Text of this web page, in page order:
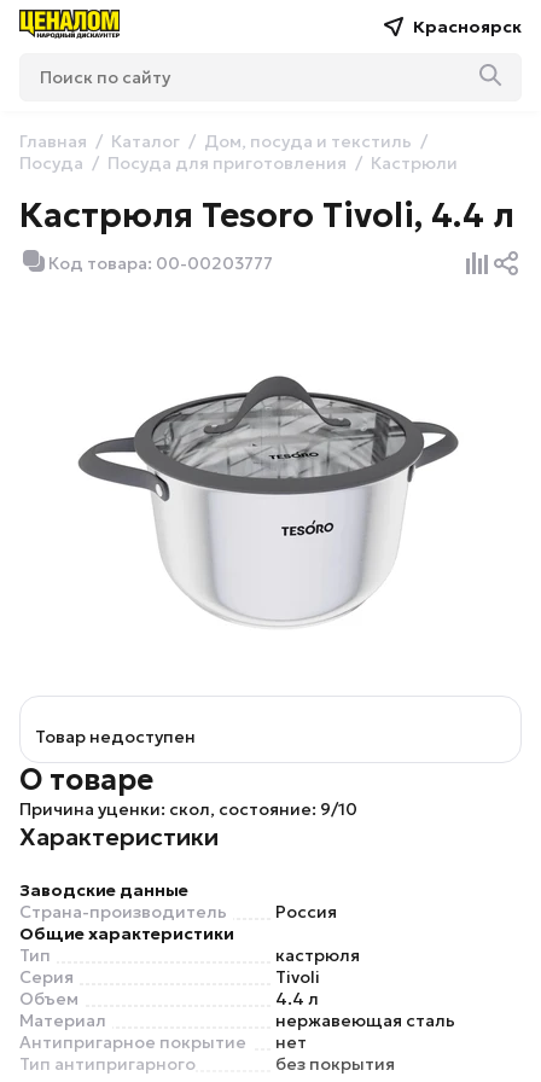
Красноярск
Главная Каталог
Дом, посуда и текстиль
Посуда
Посуда для приготовления Кастрюли
Кастрюля Tesoro Tivoli, 4.4 л
Код товара: 00-00203777
Товар недоступен
О товаре
Причина уценки: скол, состояние: 9/10
Характеристики
Заводские данные
Страна-производитель
Россия
Общие характеристики
Тип
кастрюля
Серия
Tivoli
Объем
4.4 л
Материал
нержавеющая сталь
Антипригарное покрытие
нет
Тип антипригарного
без покрытия